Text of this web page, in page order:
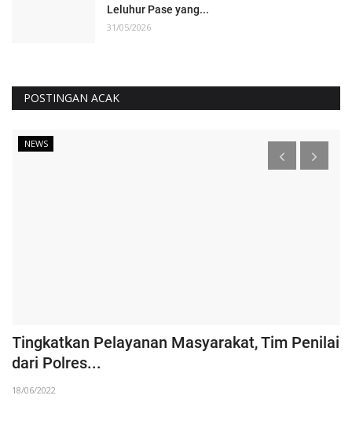
Leluhur Pase yang...
31/05/2026
POSTINGAN ACAK
NEWS
Tingkatkan Pelayanan Masyarakat, Tim Penilai
dari Polres...
18/06/2022